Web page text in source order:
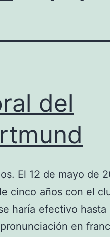
del
El 12 de mayo de
cinco años con el
haría efectivo hasta
en